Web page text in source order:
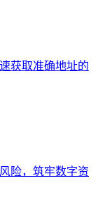
获取准确地址的
险，筑牢数字资